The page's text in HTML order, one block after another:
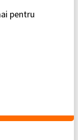
pentru